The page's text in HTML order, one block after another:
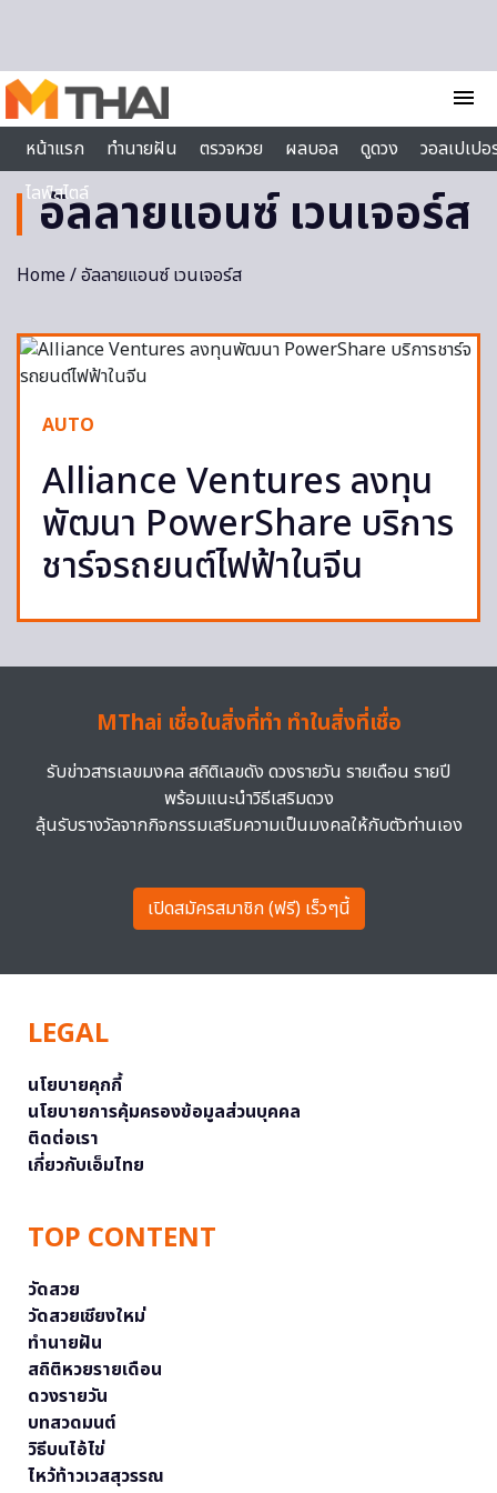
menu
หน้าแรก
ทำนายฝัน ตรวจหวย ผลบอล ดูดวง
วอลเปเป
ไลฟ์สไตล์
อัลลายแอนซ์ เวนเจอร์ส
Home/ อัลลายแอนซ์ เวนเจอร์ส
AUTO
Alliance Ventures ลงทุน
พัฒนา PowerShare บริการ
ชาร์จรถยนต์ไฟฟ้าในจีน
MThai เชื่อในสิ่งที่ทำ ทำในสิ่งที่เชื่อ
รับข่าวสารเลขมงคล สถิติเลขดัง ดวงรายวัน รายเดือน รายปี
พร้อมแนะนำวิธีเสริมดวง
ลุ้นรับรางวัลจากกิจกรรมเสริมความเป็นมงคลให้กับตัวท่านเอง
เปิดสมัครสมาชิก (ฟรี) เร็วๆนี้
LEGAL
นโยบายคุกกี้
นโยบายการคุ้มครองข้อมูลส่วนบุคคล
ติดต่อเรา
เกี่ยวกับเอ็มไทย
TOP CONTENT
วัดสวย
วัดสวยเชียงใหม่
ทำนายฝัน
สถิติหวยรายเดือน
ดวงรายวัน
บทสวดมนต์
วิธีบนไอ้ไข่
ไหว้ท้าวเวสสุวรรณ